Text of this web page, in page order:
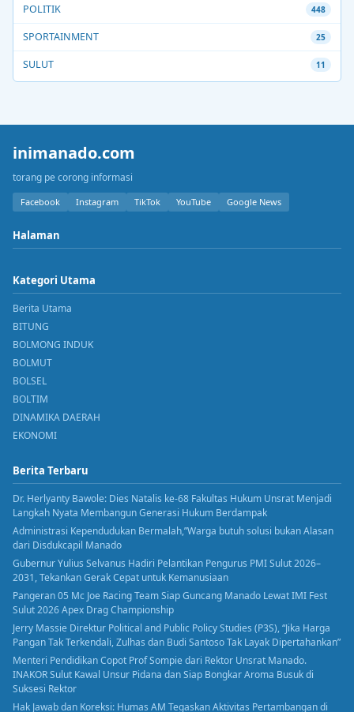
POLITIK 448
SPORTAINMENT 25
SULUT 11
inimanado.com
torang pe corong informasi
Facebook Instagram TikTok YouTube Google News
Halaman
Kategori Utama
Berita Utama
BITUNG
BOLMONG INDUK
BOLMUT
BOLSEL
BOLTIM
DINAMIKA DAERAH
EKONOMI
Berita Terbaru
Dr. Herlyanty Bawole: Dies Natalis ke-68 Fakultas Hukum Unsrat Menjadi
Langkah Nyata Membangun Generasi Hukum Berdampak
Administrasi Kependudukan Bermalah,”Warga butuh solusi bukan Alasan
dari Disdukcapil Manado
Gubernur Yulius Selvanus Hadiri Pelantikan Pengurus PMI Sulut 2026–
2031, Tekankan Gerak Cepat untuk Kemanusiaan
Pangeran 05 Mc Joe Racing Team Siap Guncang Manado Lewat IMI Fest
Sulut 2026 Apex Drag Championship
Jerry Massie Direktur Political and Public Policy Studies (P3S), “Jika Harga
Pangan Tak Terkendali, Zulhas dan Budi Santoso Tak Layak Dipertahankan”
Menteri Pendidikan Copot Prof Sompie dari Rektor Unsrat Manado.
INAKOR Sulut Kawal Unsur Pidana dan Siap Bongkar Aroma Busuk di
Suksesi Rektor
Hak Jawab dan Koreksi: Humas AM Tegaskan Aktivitas Pertambangan di